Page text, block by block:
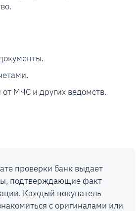
МЧС и других ведомств.
проверки банк выдает
подтверждающие факт
Каждый покупатель
с оригиналами или